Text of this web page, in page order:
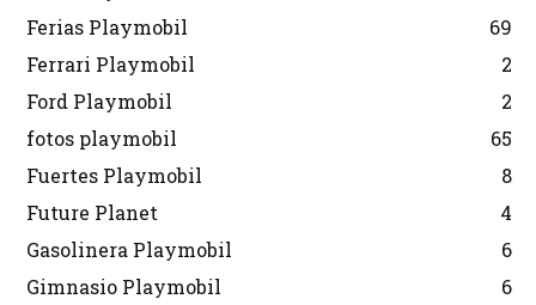
Ferias Playmobil
69
Ferrari Playmobil
2
Ford Playmobil
2
fotos playmobil
65
Fuertes Playmobil
8
Future Planet
4
Gasolinera Playmobil
6
Gimnasio Playmobil
6